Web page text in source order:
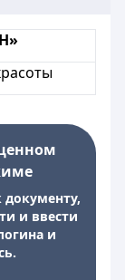
документу,
и ввести
и